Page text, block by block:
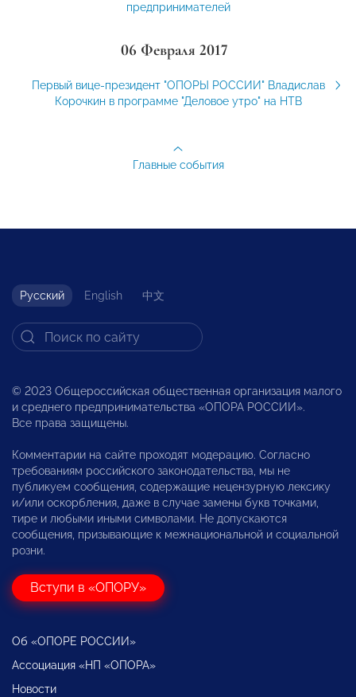
предпринимателей
06 Февраля 2017
Первый вице-президент "ОПОРЫ РОССИИ" Владислав
Корочкин в программе "Деловое утро" на НТВ
Главные события
Русский English 中文
© 2023 Общероссийская общественная организация малого
и среднего предпринимательства «ОПОРА РОССИИ».
Все права защищены.
Комментарии на сайте проходят модерацию. Согласно
требованиям российского законодательства, мы не
публикуем сообщения, содержащие нецензурную лексику
и/или оскорбления, даже в случае замены букв точками,
тире и любыми иными символами. Не допускаются
сообщения, призывающие к межнациональной и социальной
розни.
Вступи в «ОПОРУ»
Об «ОПОРЕ РОССИИ»
Ассоциация «НП «ОПОРА»
Новости